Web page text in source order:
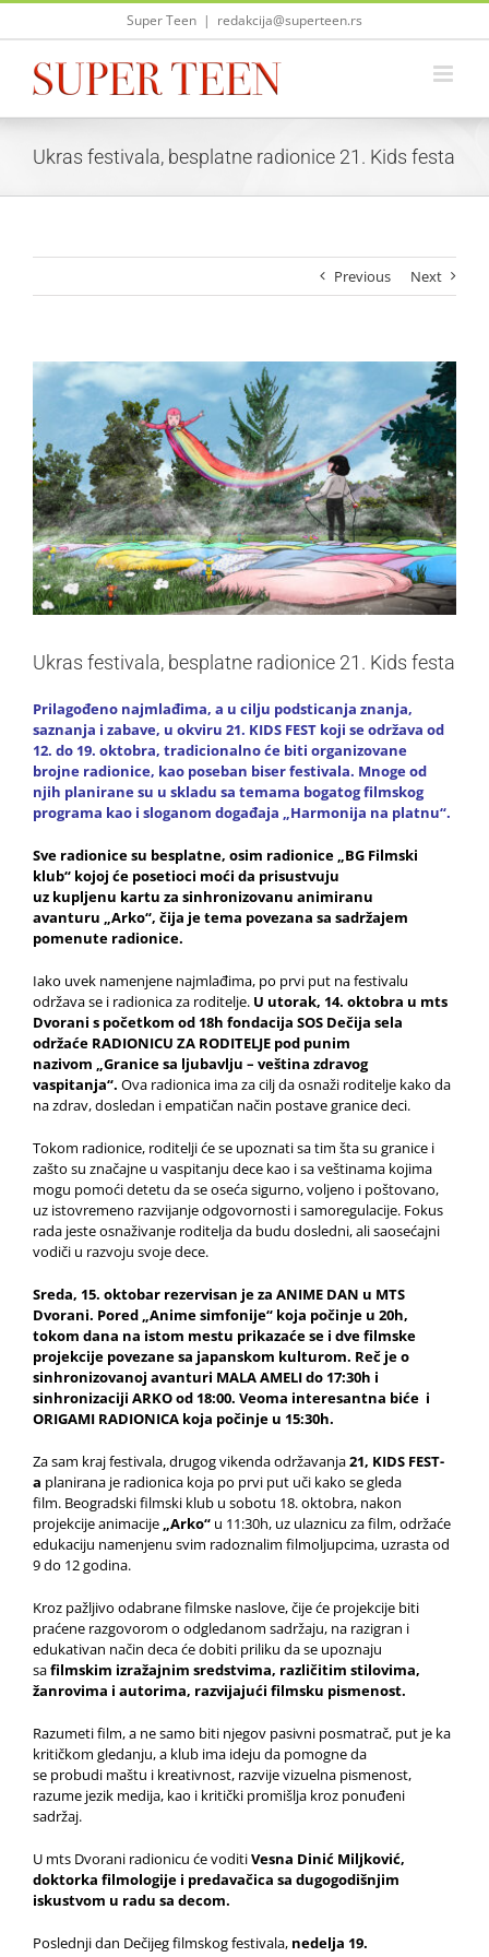
Skip
Super Teen | redakcija@superteen.rs
Ukras festivala, besplatne radionice 21. Kids festa
Previous Next
View
Larger
Image
Ukras festivala, besplatne radionice 21. Kids festa
Prilagođeno najmlađima, a u cilju podsticanja znanja,
saznanja i zabave, u okviru 21. KIDS FEST koji se održava od
12. do 19. oktobra, tradicionalno će biti organizovane
brojne radionice, kao poseban biser festivala. Mnoge od
njih planirane su u skladu sa temama bogatog filmskog
programa kao i sloganom događaja „Harmonija na platnu“.
Sve radionice su besplatne, osim radionice „BG Filmski
klub“ kojoj će posetioci moći da prisustvuju
uz kupljenu kartu za sinhronizovanu animiranu
avanturu „Arko“, čija je tema povezana sa sadržajem
pomenute radionice.
Iako uvek namenjene najmlađima, po prvi put na festivalu
održava se i radionica za roditelje. U utorak, 14. oktobra u mts
Dvorani s početkom od 18h fondacija SOS Dečija sela
održaće RADIONICU ZA RODITELJE pod punim
nazivom „Granice sa ljubavlju – veština zdravog
vaspitanja“. Ova radionica ima za cilj da osnaži roditelje kako da
na zdrav, dosledan i empatičan način postave granice deci.
Tokom radionice, roditelji će se upoznati sa tim šta su granice i
zašto su značajne u vaspitanju dece kao i sa veštinama kojima
mogu pomoći detetu da se oseća sigurno, voljeno i poštovano,
uz istovremeno razvijanje odgovornosti i samoregulacije. Fokus
rada jeste osnaživanje roditelja da budu dosledni, ali saosećajni
vodiči u razvoju svoje dece.
Sreda, 15. oktobar rezervisan je za ANIME DAN u MTS
Dvorani. Pored „Anime simfonije“ koja počinje u 20h,
tokom dana na istom mestu prikazaće se i dve filmske
projekcije povezane sa japanskom kulturom. Reč je o
sinhronizovanoj avanturi MALA AMELI do 17:30h i
sinhronizaciji ARKO od 18:00. Veoma interesantna biće i
ORIGAMI RADIONICA koja počinje u 15:30h.
Za sam kraj festivala, drugog vikenda održavanja21, KIDS FEST-
a planirana je radionica koja po prvi put uči kako se gleda
film. Beogradski filmski klub u sobotu 18. oktobra, nakon
projekcije animacije „Arko“ u 11:30h, uz ulaznicu za film, održaće
edukaciju namenjenu svim radoznalim filmoljupcima, uzrasta od
9 do 12 godina.
Kroz pažljivo odabrane filmske naslove, čije će projekcije biti
praćene razgovorom o odgledanom sadržaju, na razigran i
edukativan način deca će dobiti priliku da se upoznaju
safilmskim izražajnim sredstvima, različitim stilovima,
žanrovima i autorima, razvijajući filmsku pismenost.
Razumeti film, a ne samo biti njegov pasivni posmatrač, put je ka
kritičkom gledanju, a klub ima ideju da pomogne da
se probudi maštu i kreativnost, razvije vizuelna pismenost,
razume jezik medija, kao i kritički promišlja kroz ponuđeni
sadržaj.
U mts Dvorani radionicu će voditiVesna Dinić Miljković,
doktorka filmologije i predavačica sa dugogodišnjim
iskustvom u radu sa decom.
Poslednji dan Dečijeg filmskog festivala, nedelja 19.